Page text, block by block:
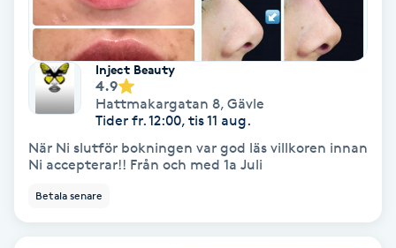
Medial vägledning
Medicinsk massage
Meditation
Medium
Inject Beauty
4.9
Hattmakargatan 8, Gävle
Tider fr. 12:00, tis 11 aug.
När Ni slutför bokningen var god läs villkoren innan
Ni accepterar!! Från och med 1a Juli
Betala senare